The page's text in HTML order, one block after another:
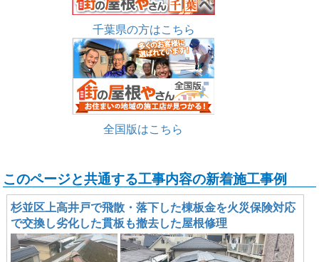
千葉県の方はこちら
全国版はこちら
このページと共通する工事内容の新着施工事例
杉並区上高井戸で飛散・落下した棟板金を火災保険対応
で交換し劣化した貫板も撤去した屋根修理